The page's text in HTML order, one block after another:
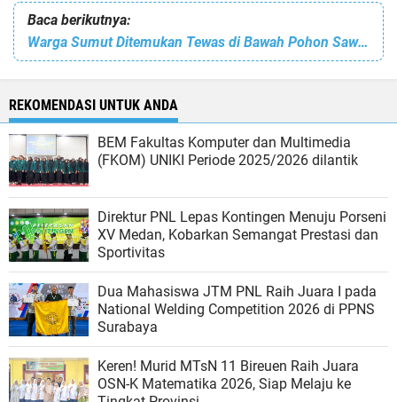
Baca berikutnya:
Warga Sumut Ditemukan Tewas di Bawah Pohon Sawit di Singkil
REKOMENDASI UNTUK ANDA
BEM Fakultas Komputer dan Multimedia
(FKOM) UNIKI Periode 2025/2026 dilantik
Direktur PNL Lepas Kontingen Menuju Porseni
XV Medan, Kobarkan Semangat Prestasi dan
Sportivitas
Dua Mahasiswa JTM PNL Raih Juara I pada
National Welding Competition 2026 di PPNS
Surabaya
Keren! Murid MTsN 11 Bireuen Raih Juara
OSN-K Matematika 2026, Siap Melaju ke